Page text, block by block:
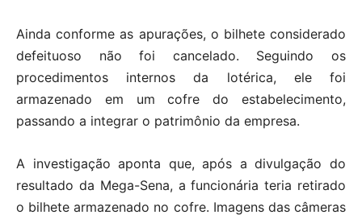
Ainda conforme as apurações, o bilhete considerado
defeituoso não foi cancelado. Seguindo os
procedimentos internos da lotérica, ele foi
armazenado em um cofre do estabelecimento,
passando a integrar o patrimônio da empresa.
A investigação aponta que, após a divulgação do
resultado da Mega-Sena, a funcionária teria retirado
o bilhete armazenado no cofre. Imagens das câmeras